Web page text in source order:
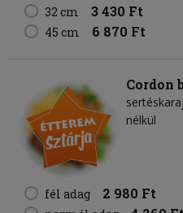
32 cm 3 430 Ft
45 cm 6 870 Ft
Cordon
nélkül
fél adag 2 980 Ft